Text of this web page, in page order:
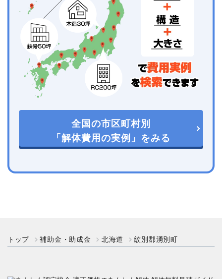
全国の市区町村別
「解体費用の実例」をみる
トップ 補助金・助成金 北海道 紋別郡湧別町